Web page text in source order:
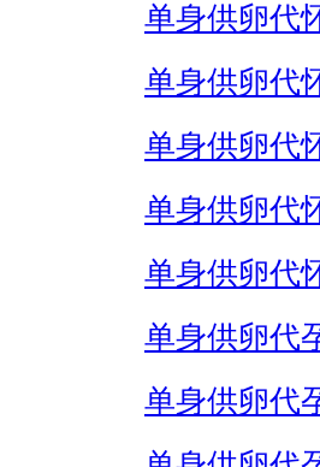
单身供卵代
单身供卵代
单身供卵代
单身供卵代
单身供卵代
单身供卵代
单身供卵代